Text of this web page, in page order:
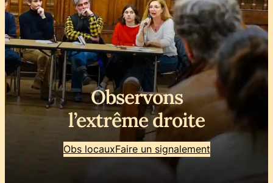
Observons
l’extrême droite
Obs locauxFaire un signalement